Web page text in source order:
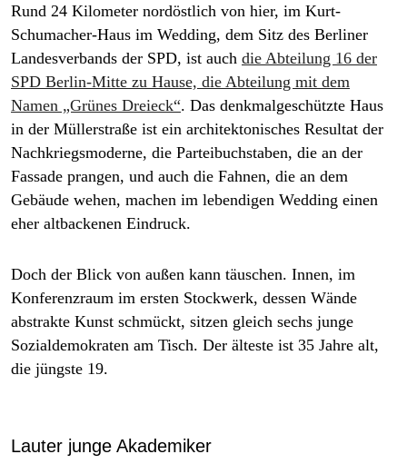
Rund 24 Kilometer nordöstlich von hier, im Kurt-
Schumacher-Haus im Wedding, dem Sitz des Berliner
Landesverbands der SPD, ist auch die Abteilung 16 der
SPD Berlin-Mitte zu Hause, die Abteilung mit dem
Namen „Grünes Dreieck“. Das denkmalgeschützte Haus
in der Müllerstraße ist ein architektonisches Resultat der
Nachkriegsmoderne, die Parteibuchstaben, die an der
Fassade prangen, und auch die Fahnen, die an dem
Gebäude wehen, machen im lebendigen Wedding einen
eher altbackenen Eindruck.
Doch der Blick von außen kann täuschen. Innen, im
Konferenzraum im ersten Stockwerk, dessen Wände
abstrakte Kunst schmückt, sitzen gleich sechs junge
Sozialdemokraten am Tisch. Der älteste ist 35 Jahre alt,
die jüngste 19.
Lauter junge Akademiker